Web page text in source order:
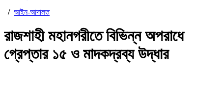
/ আইন-আদালত
রাজশাহী মহানগরীতে বিভিন্ন অপরাধে
গ্রেপ্তার ১৫ ও মাদকদ্রব্য উদ্ধার